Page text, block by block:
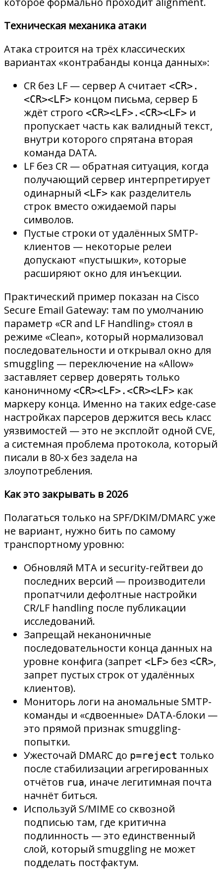
Техническая механика атаки
Атака строится на трёх классических
вариантах «контрабанды конца данных»:
CR без LF — сервер А считает <CR>.
<CR><LF> концом письма, сервер Б
ждёт строго <CR><LF>.<CR><LF> и
пропускает часть как валидный текст,
внутри которого спрятана вторая
команда DATA.
LF без CR — обратная ситуация, когда
получающий сервер интерпретирует
одинарный <LF> как разделитель
строк вместо ожидаемой пары
символов.
Пустые строки от удалённых SMTP-
клиентов — некоторые релеи
допускают «пустышки», которые
расширяют окно для инъекции.
Практический пример показан на Cisco
Secure Email Gateway: там по умолчанию
параметр «CR and LF Handling» стоял в
режиме «Clean», который нормализовал
последовательности и открывал окно для
smuggling — переключение на «Allow»
заставляет сервер доверять только
каноничному <CR><LF>.<CR><LF> как
маркеру конца. Именно на таких edge-case
настройках парсеров держится весь класс
уязвимостей — это не эксплойт одной CVE,
а системная проблема протокола, который
писали в 80-х без задела на
злоупотребления.
Как это закрывать в 2026
Полагаться только на SPF/DKIM/DMARC уже
не вариант, нужно бить по самому
транспортному уровню:
Обновляй MTA и security-гейтвеи до
последних версий — производители
пропатчили дефолтные настройки
CR/LF handling после публикации
исследований.
Запрещай неканоничные
последовательности конца данных на
уровне конфига (запрет <LF> без <CR>,
запрет пустых строк от удалённых
клиентов).
Мониторь логи на аномальные SMTP-
команды и «сдвоенные» DATA-блоки —
это прямой признак smuggling-
попытки.
Ужесточай DMARC до p=reject только
после стабилизации агрегированных
отчётов rua, иначе легитимная почта
начнёт биться.
Используй S/MIME со сквозной
подписью там, где критична
подлинность — это единственный
слой, который smuggling не может
подделать постфактум.